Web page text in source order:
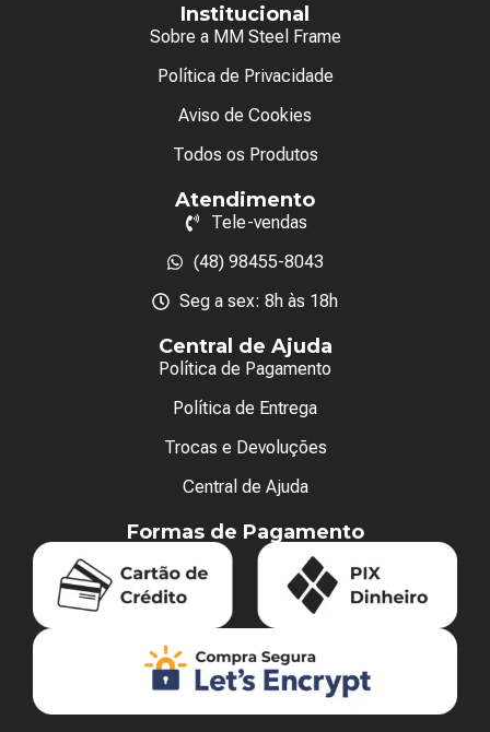
Institucional
Sobre a MM Steel Frame
Política de Privacidade
Aviso de Cookies
Todos os Produtos
Atendimento
Tele-vendas
(48) 98455-8043
Seg a sex: 8h às 18h
Central de Ajuda
Política de Pagamento
Política de Entrega
Trocas e Devoluções
Central de Ajuda
Formas de Pagamento